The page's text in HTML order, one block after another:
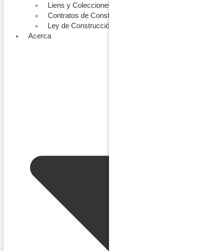
Liens y Colecciones
Contratos de Construcción
Ley de Construcción
Acerca